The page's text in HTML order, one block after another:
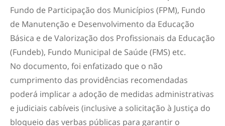
Fundo de Participação dos Municípios (FPM), Fundo
de Manutenção e Desenvolvimento da Educação
Básica e de Valorização dos Profissionais da Educação
(Fundeb), Fundo Municipal de Saúde (FMS) etc.
No documento, foi enfatizado que o não
cumprimento das providências recomendadas
poderá implicar a adoção de medidas administrativas
e judiciais cabíveis (inclusive a solicitação à Justiça do
bloqueio das verbas públicas para garantir o